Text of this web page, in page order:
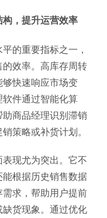
，提升运营效率
的重要指标之一，
效率。高库存周转
快速响应市场变
件通过智能化算
商品经理识别滞销
策略或补货计划。
现尤为突出。它不
根据历史销售数据
求，帮助用户提前
货现象。通过优化